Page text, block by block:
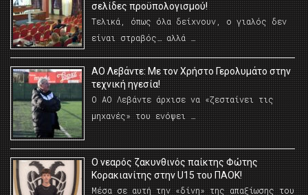
σελίδες προϋπολογισμού!
Τελικά, όπως όλα δείχνουν, ο γιαλός δεν
είναι στραβός… αλλά …
ΑΟ Λεβάντε: Με τον Χρήστο Γερολυμάτο στην
τεχνική ηγεσία!
Ο ΑΟ Λεβάντε άρχισε να «ζεσταίνει τις
μηχανές» του ενόψει …
O νεαρός ζακυνθινός παίκτης Φώτης
Κορακιανίτης στην U15 του ΠΑΟΚ!
Μέσα σε αυτή την «δίνη» της απαξίωσης του